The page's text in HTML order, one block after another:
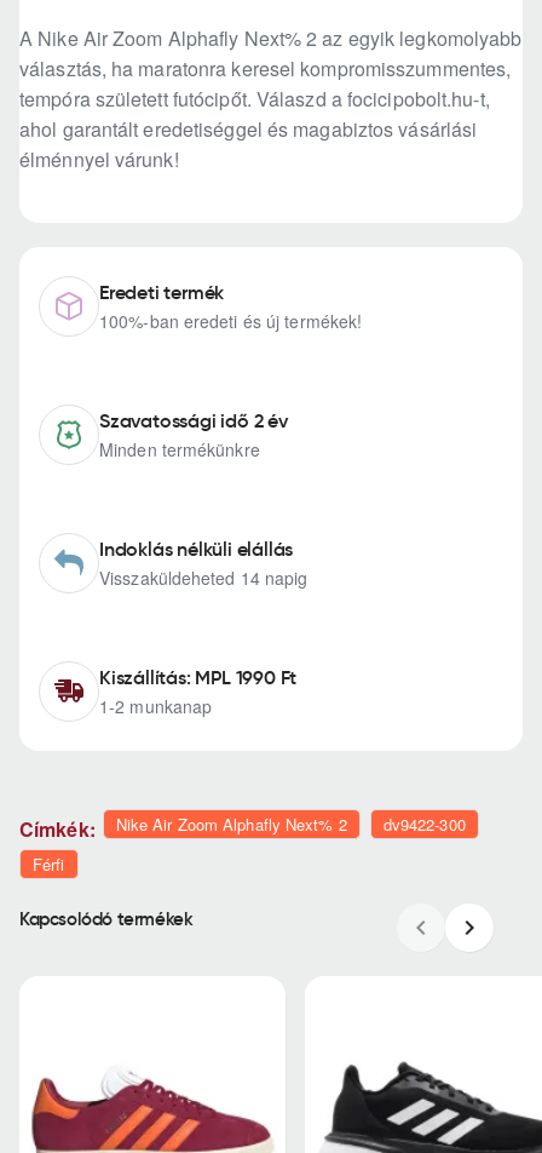
A Nike Air Zoom Alphafly Next% 2 az egyik legkomolyabb
választás, ha maratonra keresel kompromisszummentes,
tempóra született futócipőt. Válaszd a focicipobolt.hu-t,
ahol garantált eredetiséggel és magabiztos vásárlási
élménnyel várunk!
Eredeti termék
100%-ban eredeti és új termékek!
Szavatossági idő 2 év
Minden termékünkre
Indoklás nélküli elállás
Visszaküldeheted 14 napig
Kiszállítás: MPL 1990 Ft
1-2 munkanap
Címkék: Nike Air Zoom Alphafly Next% 2
dv9422-300
Férfi
Kapcsolódó termékek